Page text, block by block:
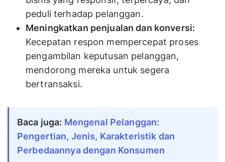
peduli terhadap pelanggan.
Meningkatkan penjualan dan konversi:
Kecepatan respon mempercepat proses
pengambilan keputusan pelanggan,
mendorong mereka untuk segera
bertransaksi.
Baca juga: Mengenal Pelanggan:
Pengertian, Jenis, Karakteristik dan
Perbedaannya dengan Konsumen